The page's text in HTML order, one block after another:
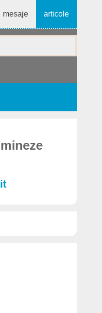
mesaje articole